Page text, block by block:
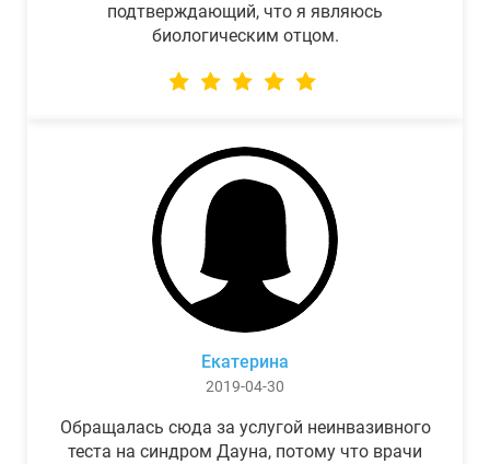
подтверждающий, что я являюсь
биологическим отцом.
Екатерина
2019-04-30
Обращалась сюда за услугой неинвазивного
теста на синдром Дауна, потому что врачи